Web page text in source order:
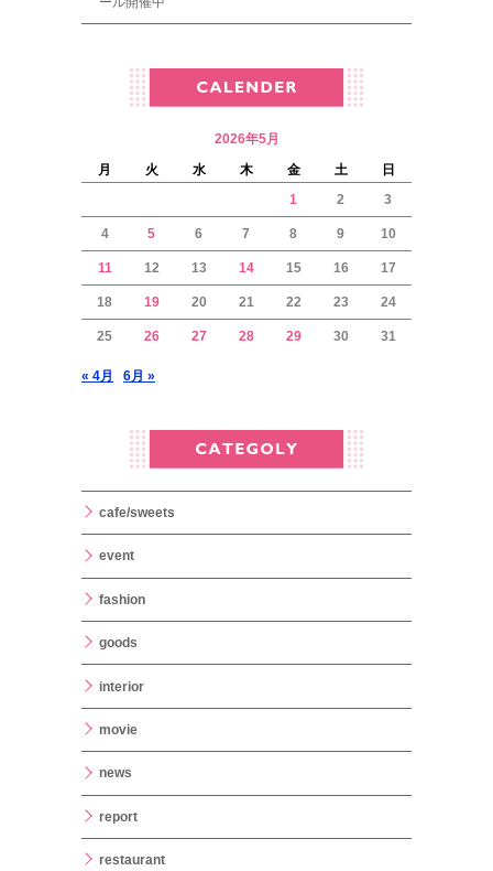
2026年5月
月
火 水 木 金 土
日
1
2 3
4 5 6 7 8 9 10
11 12 13 14 15 16 17
18 19 20 21 22 23 24
25 26 27 28 29 30 31
« 4月 6月 »
cafe/sweets
event
fashion
goods
interior
movie
news
report
restaurant